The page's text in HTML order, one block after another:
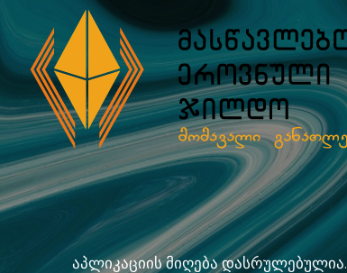
აპლიკაციის მიღება დასრულებულია.